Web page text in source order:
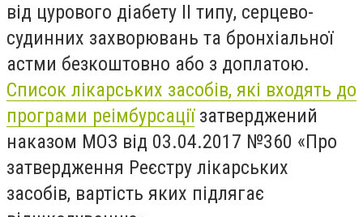
від цурового діабету ІІ типу, серцево-
судинних захворювань та бронхіальної
астми безкоштовно або з доплатою.
Список лікарських засобів, які входять до
програми реімбурсаціїзатверджений
наказом МОЗ від 03.04.2017 №360 «Про
затвердження Реєстру лікарських
засобів, вартість яких підлягає